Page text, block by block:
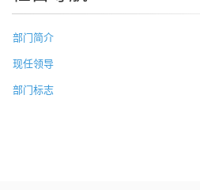
部门简介
现任领导
部门标志